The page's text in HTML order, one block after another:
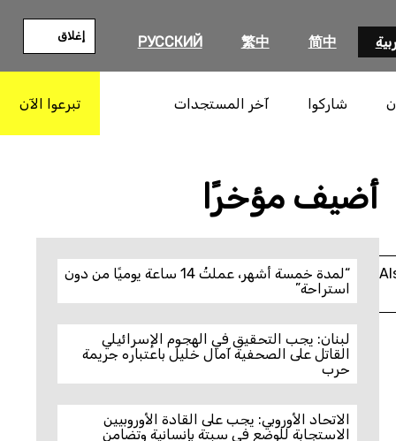
简中
繁中
РУССКИЙ إغلاق
شاركوا آخر المستجدات تبرعوا الآن
أضيف مؤخرًا
“لمدة خمسة أشهر، عملتُ 14 ساعة يوميًا من دون
استراحة”
لبنان: يجب التحقيق في الهجوم الإسرائيلي
القاتل على الصحفية آمال خليل باعتباره جريمة
حرب
الاتحاد الأوروبي: يجب على القادة الأوروبيين
الاستجابة للوضع في سبتة بإنسانية وتضامن